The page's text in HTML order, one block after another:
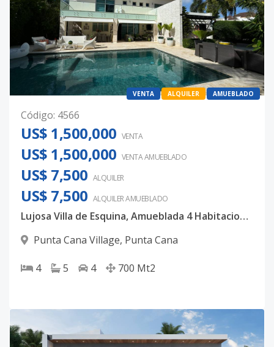
VENTA ALQUILER AMUEBLADO
Código: 4566
US$ 1,500,000 VENTA
US$ 1,500,000 VENTA AMUEBLADO
US$ 7,500 ALQUILER
US$ 7,500 ALQUILERAMUEBLADO
Lujosa Villa de Esquina, Amueblada 4 Habitaciones Punta Cana Village
Punta Cana Village, Punta Cana
4 5 4 700 Mt2